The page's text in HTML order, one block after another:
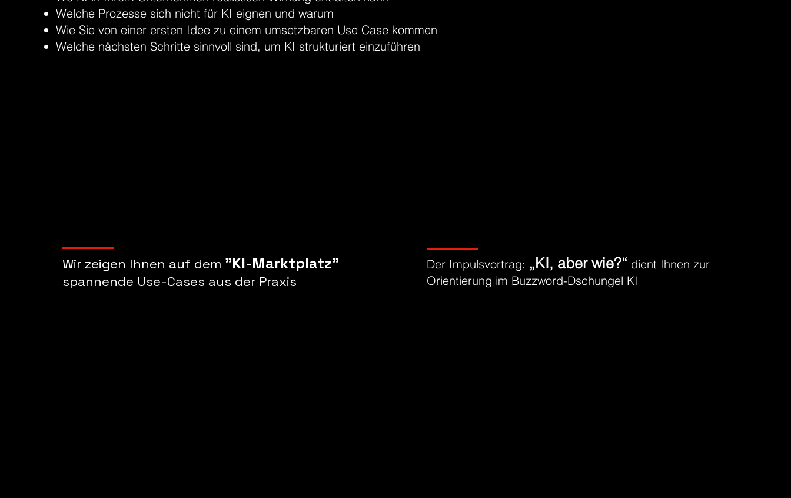
Welche Prozesse sich nicht für KI eignen und warum
Wie Sie von einer ersten Idee zu einem umsetzbaren Use Case kommen
Welche nächsten Schritte sinnvoll sind, um KI strukturiert einzuführen
Wir zeigen Ihnen auf dem "KI-Marktplatz"
spannende Use-Cases aus der Praxis
Der Impulsvortrag: „KI, aber wie?“ dient Ihnen zur
Orientierung im Buzzword-Dschungel KI